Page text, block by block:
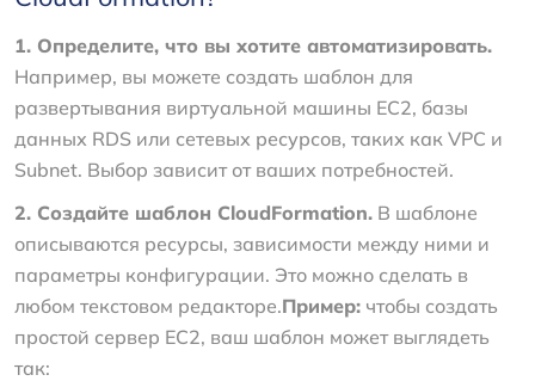
1. Определите, что вы хотите автоматизировать.
Например, вы можете создать шаблон для
развертывания виртуальной машины EC2, базы
данных RDS или сетевых ресурсов, таких как VPC и
Subnet. Выбор зависит от ваших потребностей.
2. Создайте шаблон CloudFormation. В шаблоне
описываются ресурсы, зависимости между ними и
параметры конфигурации. Это можно сделать в
любом текстовом редакторе.Пример: чтобы создать
простой сервер EC2, ваш шаблон может выглядеть
так: